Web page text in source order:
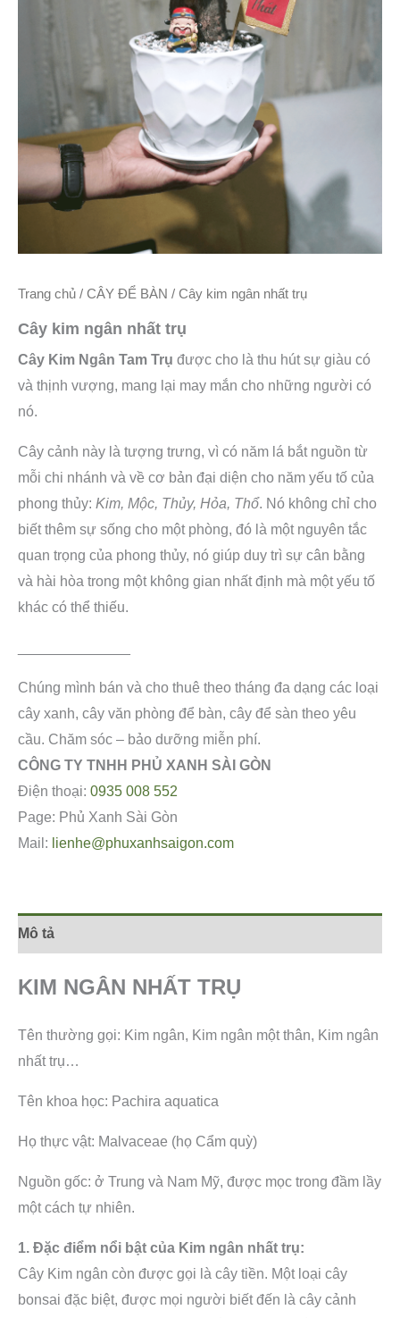
Trang chủ / CÂY ĐỂ BÀN / Cây kim ngân nhất trụ
Cây kim ngân nhất trụ
Cây Kim Ngân Tam Trụ được cho là thu hút sự giàu có
và thịnh vượng, mang lại may mắn cho những người có
nó.
Cây cảnh này là tượng trưng, ​​vì có năm lá bắt nguồn từ
mỗi chi nhánh và về cơ bản đại diện cho năm yếu tố của
phong thủy: Kim, Mộc, Thủy, Hỏa, Thổ. Nó không chỉ cho
biết thêm sự sống cho một phòng, đó là một nguyên tắc
quan trọng của phong thủy, nó giúp duy trì sự cân bằng
và hài hòa trong một không gian nhất định mà một yếu tố
khác có thể thiếu.
Chúng mình bán và cho thuê theo tháng đa dạng các loại
cây xanh, cây văn phòng để bàn, cây để sàn theo yêu
cầu. Chăm sóc – bảo dưỡng miễn phí.
CÔNG TY TNHH PHỦ XANH SÀI GÒN
Điện thoại: 0935 008 552
Page: Phủ Xanh Sài Gòn
Mail: lienhe@phuxanhsaigon.com
Mô tả
KIM NGÂN NHẤT TRỤ
Tên thường gọi: Kim ngân, Kim ngân một thân, Kim ngân
nhất trụ…
Tên khoa học: Pachira aquatica
Họ thực vật: Malvaceae (họ Cẩm quỳ)
Nguồn gốc: ở Trung và Nam Mỹ, được mọc trong đầm lầy
một cách tự nhiên.
1. Đặc điểm nổi bật của Kim ngân nhất trụ:
Cây Kim ngân còn được gọi là cây tiền. Một loại cây
bonsai đặc biệt, được mọi người biết đến là cây cảnh